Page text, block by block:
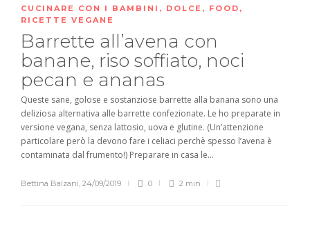
CUCINARE CON I BAMBINI , DOLCE , FOOD ,
RICETTE VEGANE
Barrette all’avena con
banane, riso soffiato, noci
pecan e ananas
Queste sane, golose e sostanziose barrette alla banana sono una
deliziosa alternativa alle barrette confezionate. Le ho preparate in
versione vegana, senza lattosio, uova e glutine. (Un’attenzione
particolare però la devono fare i celiaci perchè spesso l’avena è
contaminata dal frumento!) Preparare in casa le...
Bettina Balzani, 24/09/2019 0 2 min